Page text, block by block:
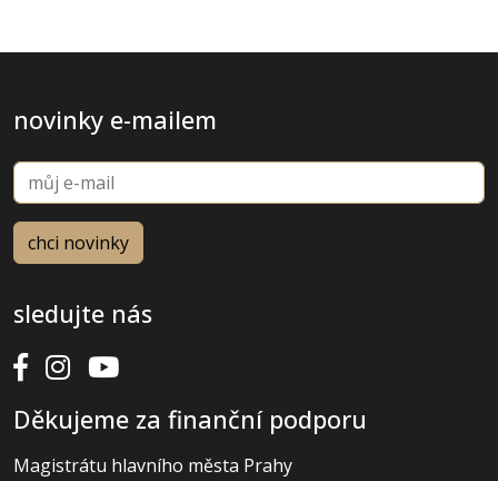
novinky e-mailem
sledujte nás
Děkujeme za finanční podporu
Magistrátu hlavního města Prahy